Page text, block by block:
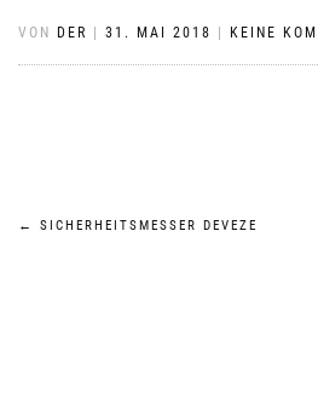
VON DER 31. MAI 2018 KEINE
Beitrags-
← SICHERHEITSMESSER DEVEZE